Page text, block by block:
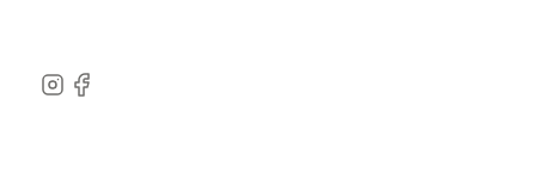
Instagram
Facebook